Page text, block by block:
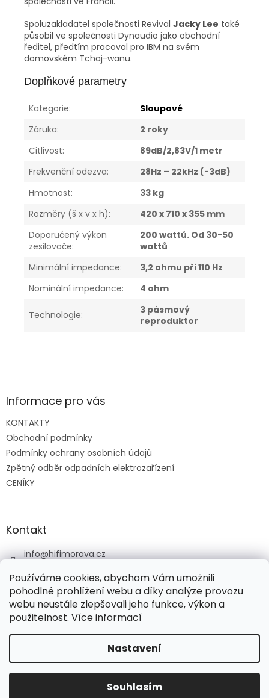
Používáme cookies, abychom Vám umožnili
pohodlné prohlížení webu a díky analýze provozu
webu neustále zlepšovali jeho funkce, výkon a
použitelnost. Více informací
Nastavení
Souhlasím
Spoluzakladatel společnosti Revival Jacky Lee také
působil ve společnosti Dynaudio jako obchodní
ředitel, předtím pracoval pro IBM na svém
domovském Tchaj-wanu.
Doplňkové parametry
Kategorie:
Sloupové
Záruka:
2 roky
Citlivost:
89dB/2,83V/1 metr
Frekvenční odezva:
28Hz – 22kHz (-3dB)
Hmotnost:
33 kg
Rozměry (š x v x h):
420 x 710 x 355 mm
Doporučený výkon
zesilovače:
200 wattů. Od 30-50
wattů
Minimální impedance:
3,2 ohmu při 110 Hz
Nominální impedance: 4 ohm
Technologie:
3 pásmový
reproduktor
Z
aInformace pro vás
KONTAKTY
Obchodní podmínky
Podmínky ochrany osobních údajů
Zpětný odběr odpadních elektrozařízení
CENÍKY
Kontakt
info@hifimorava.cz
+420 722 705 125
+420 774 037 152
HI-FI Morava
Vytvořil Shoptet
HI-FI Morava. Všechna práva vyhrazena.